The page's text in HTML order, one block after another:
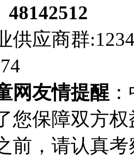
供应商群
网友情提醒
您保障双方
前，请认真